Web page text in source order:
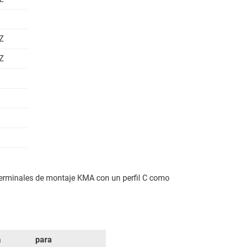
de montaje KMA con un perfil C como
para